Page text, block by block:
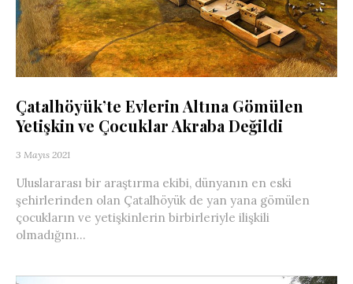
Çatalhöyük’te Evlerin Altına Gömülen
Yetişkin ve Çocuklar Akraba Değildi
3 Mayıs 2021
Uluslararası bir araştırma ekibi, dünyanın en eski
şehirlerinden olan Çatalhöyük de yan yana gömülen
çocukların ve yetişkinlerin birbirleriyle ilişkili
olmadığını...